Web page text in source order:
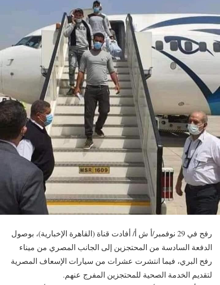
رفح في 29 نوفمبر/أ ش أ/ أفادت قناة (القاهرة الإخبارية)، بوصول
الدفعة السادسة من المحتجزين إلى الجانب المصري من ميناء
رفح البري، فيما انتشرت عشرات من سيارات الإسعاف المصرية
لتقديم الخدمة الصحية للمحتجزين المفرج عنهم.